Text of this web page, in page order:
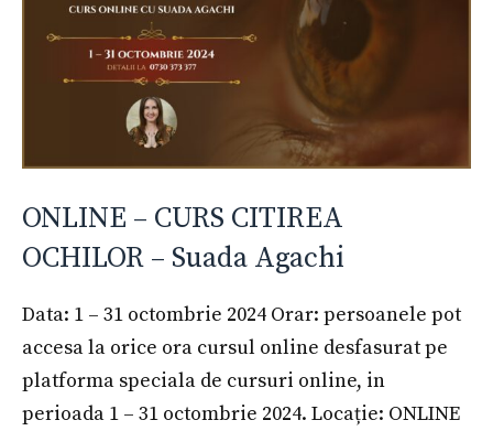
ONLINE – CURS CITIREA
OCHILOR – Suada Agachi
Data: 1 – 31 octombrie 2024 Orar: persoanele pot
accesa la orice ora cursul online desfasurat pe
platforma speciala de cursuri online, in
perioada 1 – 31 octombrie 2024. Locație: ONLINE